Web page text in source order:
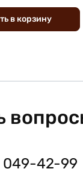
вкорзину
049-42-99